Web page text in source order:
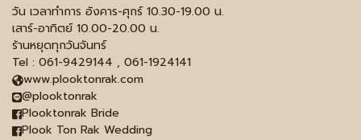
วัน เวลาทำการ อังคาร-ศุกร์ 10.30-19.00 น.
เสาร์-อาทิตย์ 10.00-20.00 น.
ร้านหยุดทุกวันจันทร์
Tel : 061-9429144 , 061-1924141
www.plooktonrak.com
@plooktonrak
Plooktonrak Bride
Plook Ton Rak Wedding